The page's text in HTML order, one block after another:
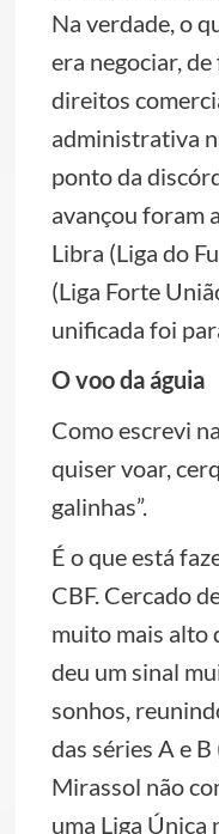
Na verdade, o
era negociar,
direitos
administrativa
ponto da
avançou foram
Libra (Liga do
(Liga Forte
unificada foi
O voo da águia
Como escrevi
quiser voar,
galinhas”.
É o que está
CBF. Cercado
muito mais alto
deu um sinal
sonhos,
das séries A e
Mirassol não
uma Liga